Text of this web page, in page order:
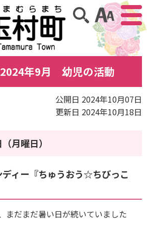
アクセ
サイト内検索
年9月 幼児の活動
公開日 2024年10月07日
更新日 2024年10月18日
月曜日）
ィー『ちゅうおう☆ちびっこ
まだまだ暑い日が続いていました